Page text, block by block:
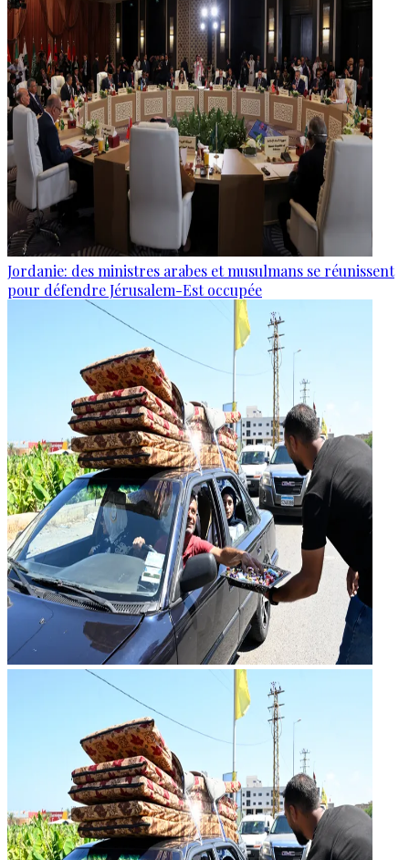
Jordanie: des ministres arabes et musulmans se réunissent
pour défendre Jérusalem-Est occupée